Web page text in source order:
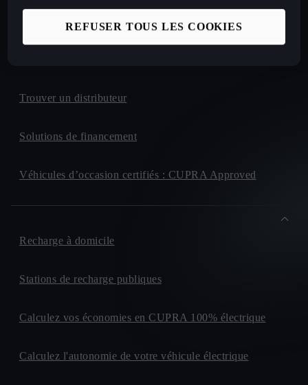
Nos offres LLD Business
Trouver un distributeur
Solutions de financement
Véhicules d’occasion certifiés : CUPRA Approved
Recharge à domicile
Stations de recharge publiques
Calculez vos économies en CUPRA 100% électrique
Calculez l'autonomie de votre véhicule électrique
REFUSER TOUS LES COOKIES